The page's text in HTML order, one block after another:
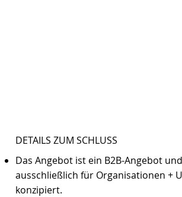
DETAILS ZUM SCHLUSS
Das Angebot ist ein B2B-Angebot
ausschließlich für Organisationen +
konzipiert.